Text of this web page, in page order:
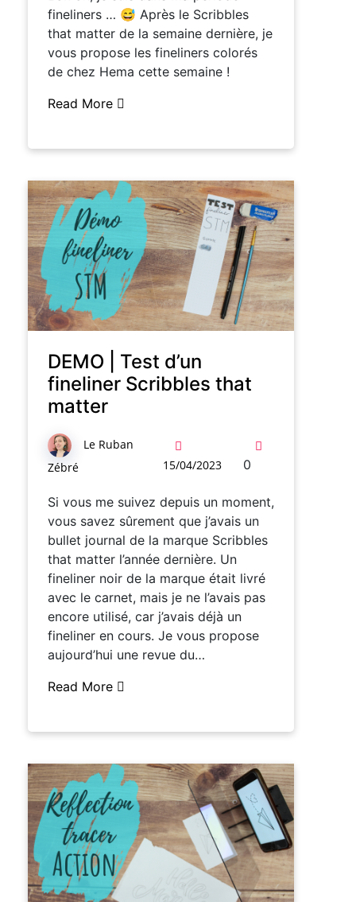
fineliners … 😅 Après le Scribbles
that matter de la semaine dernière, je
vous propose les fineliners colorés
de chez Hema cette semaine !
Read More
DEMO | Test d’un
fineliner Scribbles that
matter
Le Ruban
Zébré
15/04/2023 0
Si vous me suivez depuis un moment,
vous savez sûrement que j’avais un
bullet journal de la marque Scribbles
that matter l’année dernière. Un
fineliner noir de la marque était livré
avec le carnet, mais je ne l’avais pas
encore utilisé, car j’avais déjà un
fineliner en cours. Je vous propose
aujourd’hui une revue du…
Read More